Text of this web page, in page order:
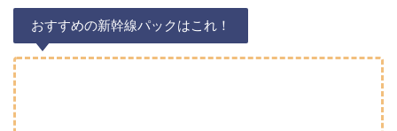
おすすめの新幹線パックはこれ！